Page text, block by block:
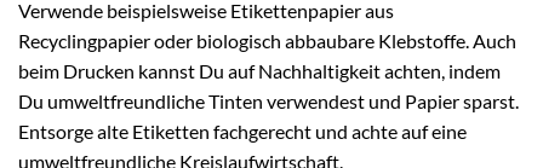
Verwende beispielsweise Etikettenpapier aus
Recyclingpapier oder biologisch abbaubare Klebstoffe. Auch
beim Drucken kannst Du auf Nachhaltigkeit achten, indem
Du umweltfreundliche Tinten verwendest und Papier sparst.
Entsorge alte Etiketten fachgerecht und achte auf eine
umweltfreundliche Kreislaufwirtschaft.